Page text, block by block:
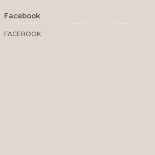
Facebook
FACEBOOK